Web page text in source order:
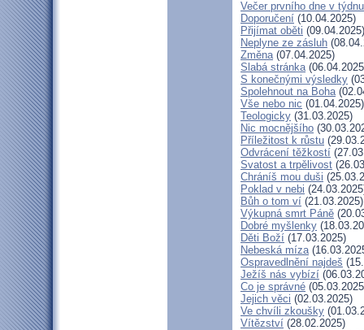
Večer prvního dne v týdnu
Doporučení (10.04.2025)
Přijímat oběti (09.04.2025)
Neplyne ze zásluh
Změna(07.04.2025)
Slabá stránka
S konečnými výsledky
Spolehnout na Boha
Vše nebo nic (01.04.2025)
Teologicky (31.03.2025)
Nic mocnějšího
Příležitost k růstu
Odvrácení těžkostí
Svatost a trpělivost
Chráníš mou duši
Poklad v nebi
Bůh o tom ví (21.03.2025)
Výkupná smrt Páně
Dobré myšlenky
Děti Boží (17.03.2025)
Nebeská míza
Ospravedlnění najdeš
Ježíš nás vybízí
Co je správné
Jejich věci (02.03.2025)
Ve chvíli zkoušky
Vítězství (28.02.2025)